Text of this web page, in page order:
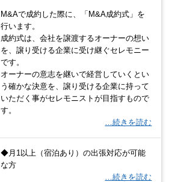
M&Aで成約した際に、「M&A成約式」を
行います。
成約式は、会社を譲渡するオーナーの想い
を、譲り受ける企業に受け継ぐセレモニー
です。
オーナーの意志を継いで経営していくとい
う確かな決意を、譲り受ける企業に持って
いただく事がセレモニストが目指すもので
す。
…続きを読む
◆月1以上（宿泊あり）の出張対応が可能
な方
…続きを読む